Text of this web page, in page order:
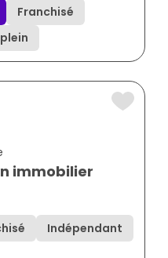
Franchisé
immobilier
Indépendant